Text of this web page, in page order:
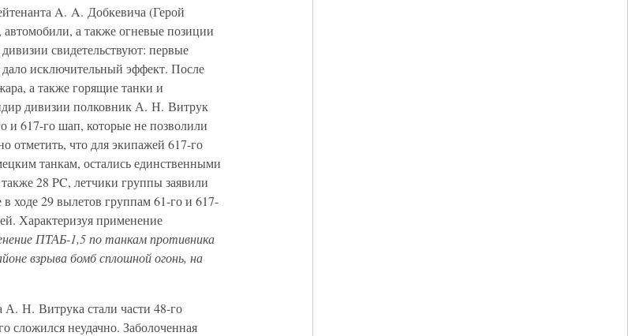
A. A. Добкевича (Герой
автомобили, а также огневые позиции
свидетельствуют: первые
исключительный эффект. После
а также горящие танки и
дивизии полковник А. Н. Витрук
и 617-го шап, которые не позволили
отметить, что для экипажей 617-го
танкам, остались единственными
28 PC, летчики группы заявили
ходе 29 вылетов группам 61-го и 617-
Характеризуя применение
ПТАБ-1,5 по танкам противника
взрыва бомб сплошной огонь, на
Н. Витрука стали части 48-го
сложился неудачно. Заболоченная